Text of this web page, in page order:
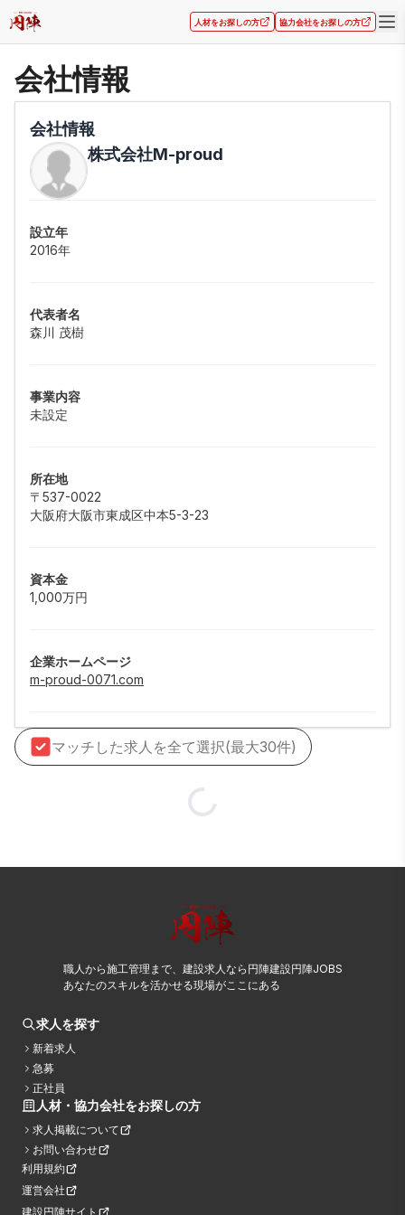
人材をお探しの方 協力会社をお探しの方
会社情報
会社情報
株式会社M-proud
設立年
2016年
代表者名
森川 茂樹
事業内容
未設定
所在地
〒537-0022
大阪府大阪市東成区中本5-3-23
資本金
1,000万円
企業ホームページ
m-proud-0071.com
マッチした求人を全て選択(最大30件)
職人から施工管理まで、建設求人なら円陣建設円陣JOBS
あなたのスキルを活かせる現場がここにある
求人を探す
新着求人
急募
正社員
人材・協力会社をお探しの方
求人掲載について
お問い合わせ
利用規約
運営会社
建設円陣サイト